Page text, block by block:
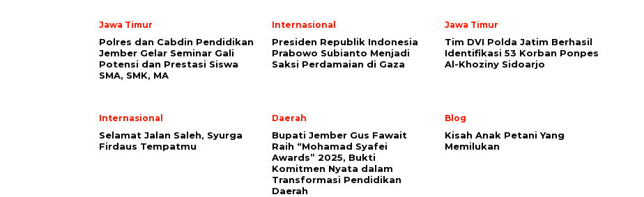
Jawa Timur
Polres dan Cabdin Pendidikan
Jember Gelar Seminar Gali
Potensi dan Prestasi Siswa
SMA, SMK, MA
Internasional
Presiden Republik Indonesia
Prabowo Subianto Menjadi
Saksi Perdamaian di Gaza
Jawa Timur
Tim DVI Polda Jatim Berhasil
Identifikasi 53 Korban Ponpes
Al-Khoziny Sidoarjo
Internasional
Selamat Jalan Saleh, Syurga
Firdaus Tempatmu
Daerah
Bupati Jember Gus Fawait
Raih “Mohamad Syafei
Awards” 2025, Bukti
Komitmen Nyata dalam
Transformasi Pendidikan
Daerah
Blog
Kisah Anak Petani Yang
Memilukan